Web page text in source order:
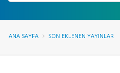
ANA SAYFA SON EKLENEN YAYINLAR